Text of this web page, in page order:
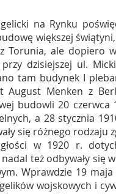
na Rynku
większej
Torunia, ale dopiero
dzisiejszej ul.
tam budynek I
August Menken z
budowli 20
a 28 stycznia
się różnego
w 1920 r.
też odbywały się
Wprawdzie 19
wojskowych i